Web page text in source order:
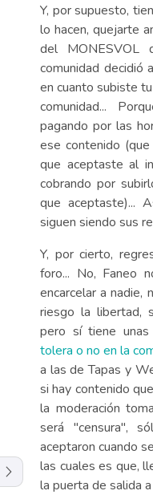
Y, por supuesto,
lo hacen, quejarte
del MONESVOL
comunidad decidió
en cuanto subiste
comunidad...
pagando por las
ese contenido
que aceptaste al
cobrando por
que aceptaste)...
siguen siendo sus
Y, por cierto,
foro... No, Faneo
encarcelar a nadie,
riesgo la libertad,
pero sí tiene unas
tolera o no en la
a las de Tapas y
si hay contenido
la moderación
será "censura",
aceptaron cuando
las cuales es que,
la puerta de salida